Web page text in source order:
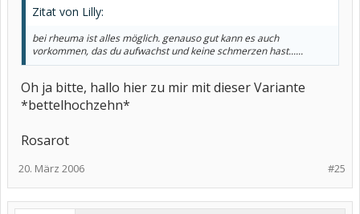
Zitat von Lilly:
bei rheuma ist alles möglich. genauso gut kann es auch
vorkommen, das du aufwachst und keine schmerzen hast......
Oh ja bitte, hallo hier zu mir mit dieser Variante
*bettelhochzehn*
Rosarot
#25
20. März 2006